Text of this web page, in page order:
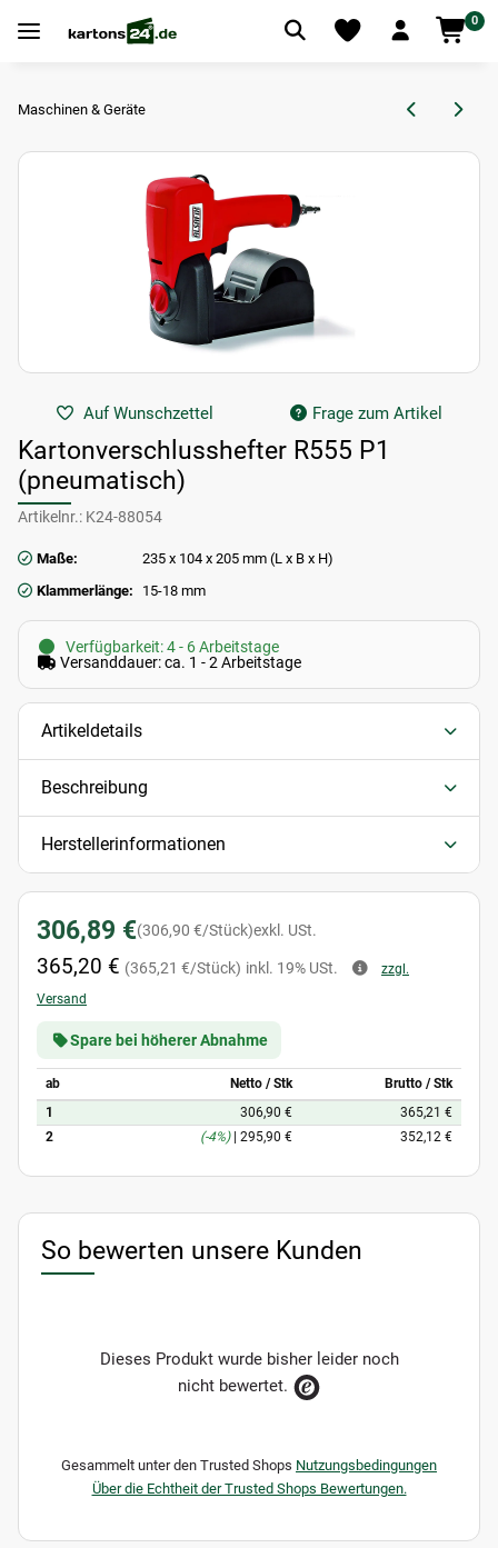
0
Maschinen & Geräte
Auf Wunschzettel Frage zum Artikel
Kartonverschlusshefter R555 P1
(pneumatisch)
Artikelnr.: K24-88054
Maße:
235 x 104 x 205 mm (L x B x H)
Klammerlänge:
15-18 mm
Verfügbarkeit: 4 - 6 Arbeitstage
Versanddauer: ca. 1 - 2 Arbeitstage
Artikeldetails
Beschreibung
Herstellerinformationen
306,89 €(306,90 €/Stück)exkl. USt.
365,20 € (365,21 €/Stück) inkl. 19% USt.
zzgl.
Versand
Spare bei höherer Abnahme
ab Netto / Stk
Brutto / Stk
1
306,90 €
365,21 €
2
(-4%) 295,90 € 352,12 €
So bewerten unsere Kunden
Dieses Produkt wurde bisher leider noch
nicht bewertet.
Gesammelt unter den Trusted Shops Nutzungsbedingungen
Über die Echtheit der Trusted Shops Bewertungen.